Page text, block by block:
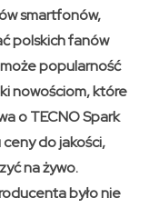
smartfonów,
polskich fanów
popularność
nowościom, które
o TECNO Spark
do jakości,
na żywo.
było nie